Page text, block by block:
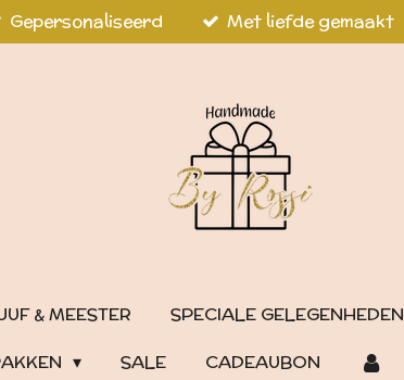
Gepersonaliseerd Met liefde gemaakt
& MEESTER SPECIALE GELEGENHEDEN
SALE CADEAUBON